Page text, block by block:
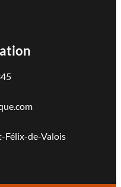
Félix-de-Valois